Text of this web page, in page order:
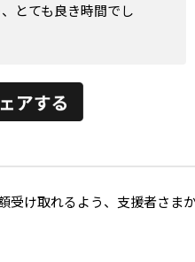
とても良き時間でし
受け取れるよう、支援者さま